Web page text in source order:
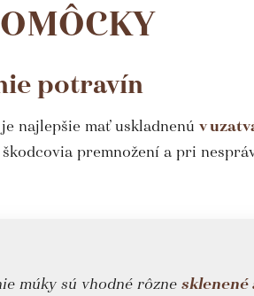
potravín
najlepšie mať uskladnenú v
premnožení a pri
múky sú vhodné rôzne sklenené